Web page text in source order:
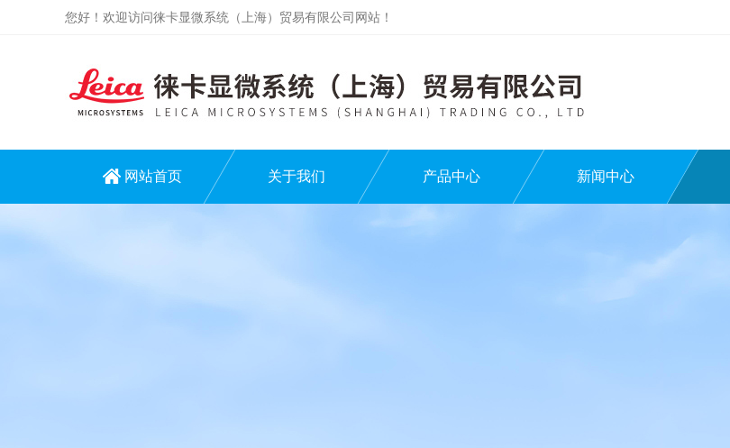
您好！欢迎访问徕卡显微系统（上海）贸易有限公司网站！
网站首页 关于我们 产品中心 新闻中心